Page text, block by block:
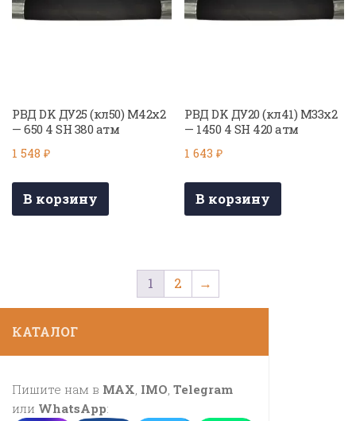
РВД DK ДУ25 (кл50) М42х2
— 650 4 SH 380 атм
1 548 ₽
В корзину
РВД DK ДУ20 (кл41) М33х2
— 1450 4 SH 420 атм
1 643₽
В корзину
1 2 →
КАТАЛОГ
Пишите нам в MAX IMO Telegram
или WhatsApp: